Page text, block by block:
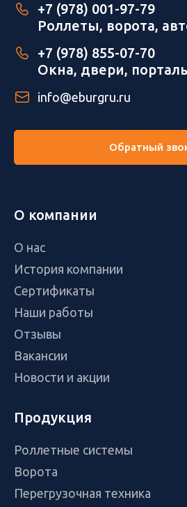
+7 (978) 001-97-79
Роллеты, ворота,
+7 (978) 855-07-70
Окна, двери,
info@eburgru.ru
Обратный
О компании
О нас
История компании
Сертификаты
Наши работы
Отзывы
Вакансии
Новости и акции
Продукция
Роллетные системы
Ворота
Перегрузочная техника